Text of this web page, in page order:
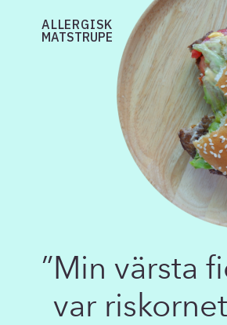
ALLERGISK
MATSTRUPE
”Min värsta
var